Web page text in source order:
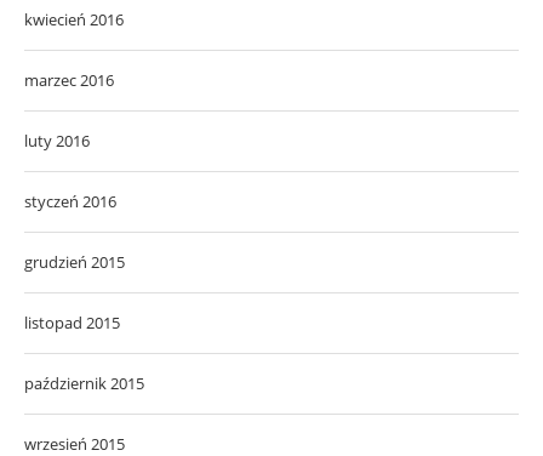
kwiecień 2016
marzec 2016
luty 2016
styczeń 2016
grudzień 2015
listopad 2015
październik 2015
wrzesień 2015